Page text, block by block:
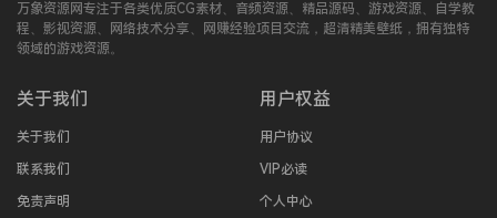
万象资源网专注于各类优质CG素材、音频资源、精品源码、游戏资源、自学教
程、影视资源、网络技术分享、网赚经验项目交流，超清精美壁纸，拥有独特
领域的游戏资源。
关于我们
关于我们
联系我们
免责声明
用户权益
用户协议
VIP必读
个人中心